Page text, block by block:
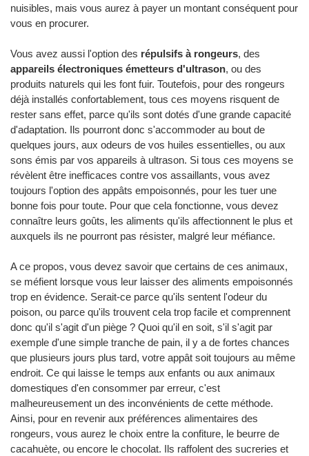
nuisibles, mais vous aurez à payer un montant conséquent pour
vous en procurer.
Vous avez aussi l'option des répulsifs à rongeurs, des
appareils électroniques émetteurs d'ultrason, ou des
produits naturels qui les font fuir. Toutefois, pour des rongeurs
déjà installés confortablement, tous ces moyens risquent de
rester sans effet, parce qu'ils sont dotés d'une grande capacité
d'adaptation. Ils pourront donc s'accommoder au bout de
quelques jours, aux odeurs de vos huiles essentielles, ou aux
sons émis par vos appareils à ultrason. Si tous ces moyens se
révèlent être inefficaces contre vos assaillants, vous avez
toujours l'option des appâts empoisonnés, pour les tuer une
bonne fois pour toute. Pour que cela fonctionne, vous devez
connaître leurs goûts, les aliments qu'ils affectionnent le plus et
auxquels ils ne pourront pas résister, malgré leur méfiance.
A ce propos, vous devez savoir que certains de ces animaux,
se méfient lorsque vous leur laisser des aliments empoisonnés
trop en évidence. Serait-ce parce qu'ils sentent l'odeur du
poison, ou parce qu'ils trouvent cela trop facile et comprennent
donc qu'il s'agit d'un piège ? Quoi qu'il en soit, s'il s'agit par
exemple d'une simple tranche de pain, il y a de fortes chances
que plusieurs jours plus tard, votre appât soit toujours au même
endroit. Ce qui laisse le temps aux enfants ou aux animaux
domestiques d'en consommer par erreur, c'est
malheureusement un des inconvénients de cette méthode.
Ainsi, pour en revenir aux préférences alimentaires des
rongeurs, vous aurez le choix entre la confiture, le beurre de
cacahuète, ou encore le chocolat. Ils raffolent des sucreries et